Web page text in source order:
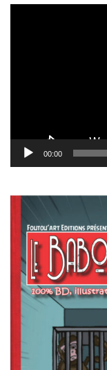
00:00